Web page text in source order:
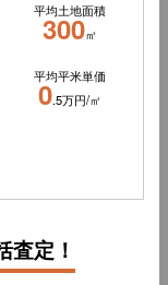
平均土地面積
300㎡
平均平米単価
0.5万円/㎡
査定！